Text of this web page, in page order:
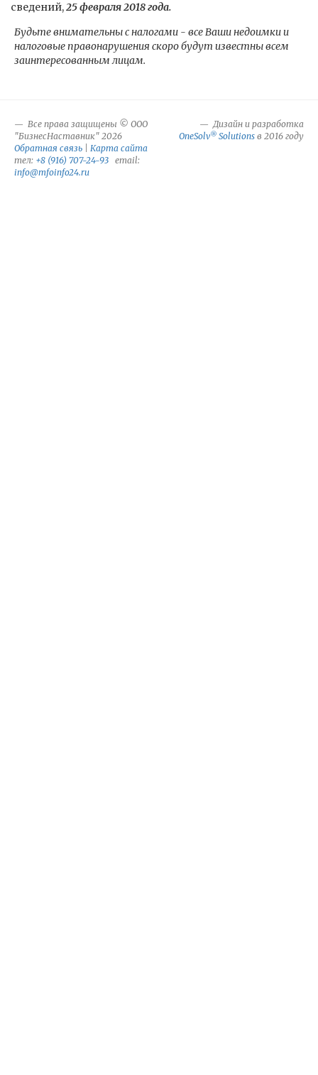
сведений,25 февраля 2018 года.
Будьте внимательны с налогами - все Ваши недоимки и
налоговые правонарушения скоро будут известны всем
заинтересованным лицам.
Все права защищены © ООО
"БизнесНаставник" 2026
Обратная связь
Карта сайта
тел: +8 (916) 707-24-93 email:
info@mfoinfo24.ru
Дизайн и разработка
OneSolv® Solutions в 2016 году